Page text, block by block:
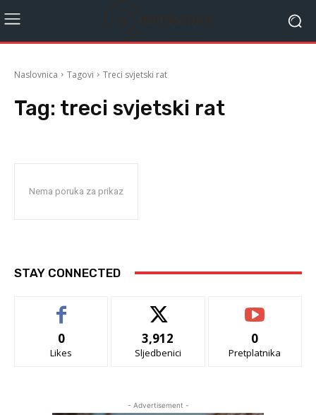
Naslovnica Tagovi Treci svjetski rat
Tag: treci svjetski rat
Nema poruka za prikaz
STAY CONNECTED
0
Likes
3,912
Sljedbenici
0
Pretplatnika
- Advertisement -